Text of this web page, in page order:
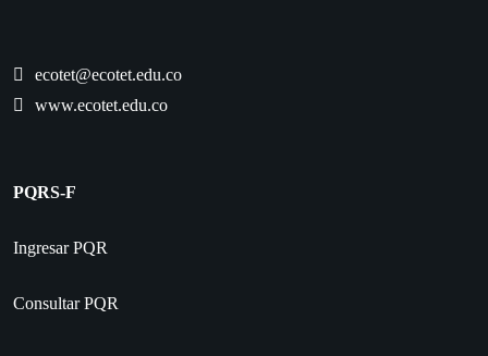
ecotet@ecotet.edu.co
www.ecotet.edu.co
PQRS-F
Ingresar PQR
Consultar PQR